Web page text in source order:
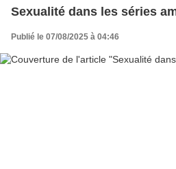
Sexualité dans les séries
Publié le 07/08/2025 à 04:46